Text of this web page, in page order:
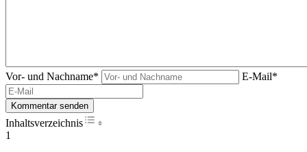
Vor- und Nachname* E-Mail*
Kommentar senden
Inhaltsverzeichnis
1